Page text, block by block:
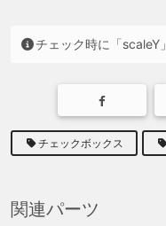
チェック時に「scaleY
チェックボックス
関連パーツ